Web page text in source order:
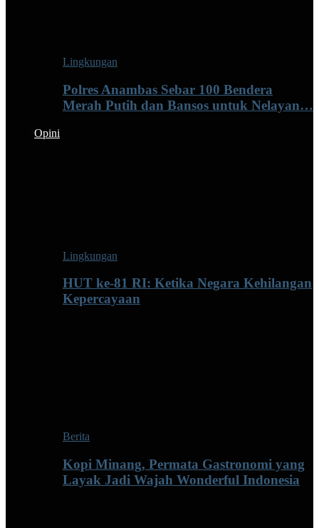
Lingkungan
Polres Anambas Sebar 100 Bendera
Merah Putih dan Bansos untuk Nelayan…
Opini
Lingkungan
HUT ke-81 RI: Ketika Negara Kehilangan
Kepercayaan
Berita
Kopi Minang, Permata Gastronomi yang
Layak Jadi Wajah Wonderful Indonesia